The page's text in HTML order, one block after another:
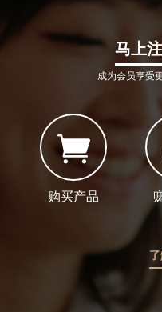
马上
成为会员享受
购买产品